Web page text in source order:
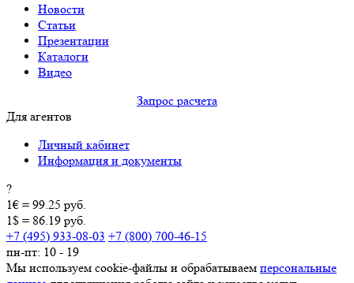
Новости
Статьи
Презентации
Каталоги
Видео
Запрос расчета
Для агентов
Личный кабинет
Информация и документы
?
1€ = 99.25 руб.
1$ = 86.19 руб.
+7 (495) 933-08-03 +7 (800) 700-46-15
пн-пт: 10 - 19
Мы используем cookie-файлы и обрабатываем персональные